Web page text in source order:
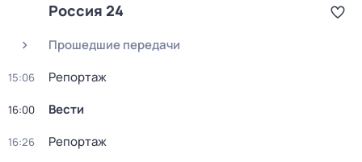
Россия 24
Прошедшие передачи
15:06 Репортаж
16:00 Вести
16:26 Репортаж